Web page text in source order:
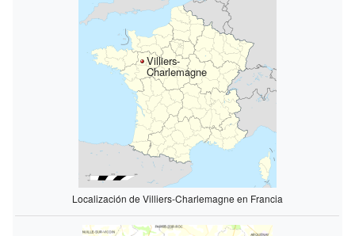
Villiers-
Charlemagne
Localización de Villiers-Charlemagne en Francia